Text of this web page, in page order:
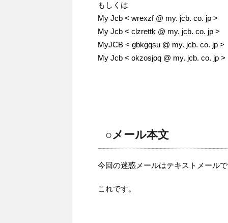
もしくは
My Jcb < wrexzf @ my. jcb. co. jp >
My Jcb < clzrettk @ my. jcb. co. jp >
MyJCB < gbkgqsu @ my. jcb. co. jp >
My Jcb < okzosjoq @ my. jcb. co. jp >
○メール本文
今回の迷惑メールはテキストメール
これです。